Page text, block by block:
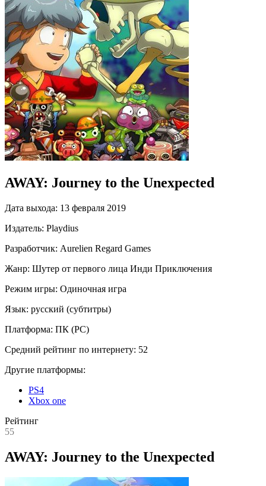
AWAY: Journey to the Unexpected
Дата выхода: 13 февраля 2019
Издатель: Playdius
Разработчик: Aurelien Regard Games
Жанр: Шутер от первого лица Инди Приключения
Режим игры: Одиночная игра
Язык: русский (субтитры)
Платформа: ПК (PC)
Средний рейтинг по интернету: 52
Другие платформы:
PS4
Xbox one
Рейтинг
55
AWAY: Journey to the Unexpected